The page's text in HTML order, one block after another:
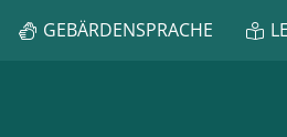
GEBÄRDENSPRACHE